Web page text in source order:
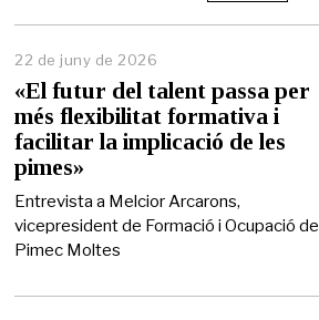
22 de juny de 2026
d
e
j
y
d
2
«El futur del talent passa per
més flexibilitat formativa i
facilitar la implicació de les
pimes»
Entrevista a Melcior Arcarons,
vicepresident de Formació i Ocupació de
Pimec Moltes